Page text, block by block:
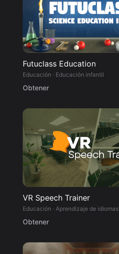
Futuclass Education
Educación · Educación infantil
Obtener
VR Speech Trainer
Educación · Aprendizaje de idiomas
Obtener